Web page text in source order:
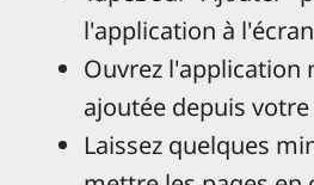
l'application à
Ouvrez l'application
ajoutée depuis
Laissez quelques